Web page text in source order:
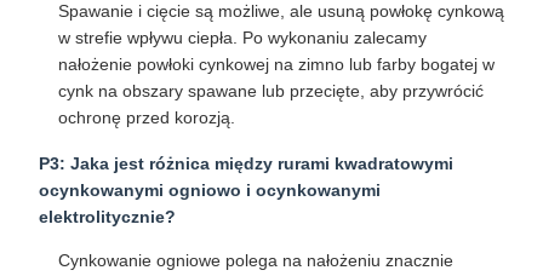
Spawanie i cięcie są możliwe, ale usuną powłokę cynkową
w strefie wpływu ciepła. Po wykonaniu zalecamy
nałożenie powłoki cynkowej na zimno lub farby bogatej w
cynk na obszary spawane lub przecięte, aby przywrócić
ochronę przed korozją.
P3: Jaka jest różnica między rurami kwadratowymi
ocynkowanymi ogniowo i ocynkowanymi
elektrolitycznie?
Cynkowanie ogniowe polega na nałożeniu znacznie